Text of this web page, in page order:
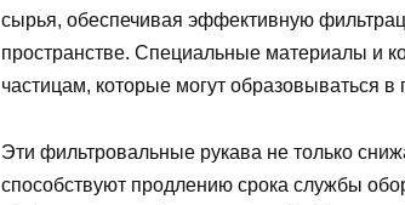
сырья, обеспечивая эффективную
пространстве. Специальные материалы и
частицам, которые могут образовываться
Эти фильтровальные рукава не только
способствуют продлению срока службы